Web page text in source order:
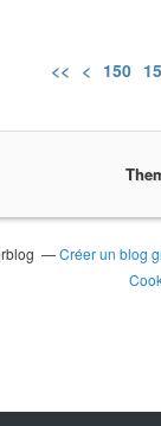
<< < 100
110
120
130
140
150
Créer un blog